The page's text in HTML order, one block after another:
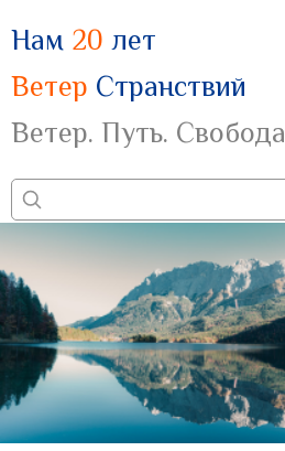
Нам 20 лет
Ветер Странствий
Ветер. Путь. Свобода